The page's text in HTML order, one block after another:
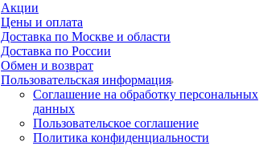
Акции
Цены и оплата
Доставка по Москве и области
Доставка по России
Обмен и возврат
Пользовательская информация
Соглашение на обработку персональных
данных
Пользовательское соглашение
Политика конфиденциальности